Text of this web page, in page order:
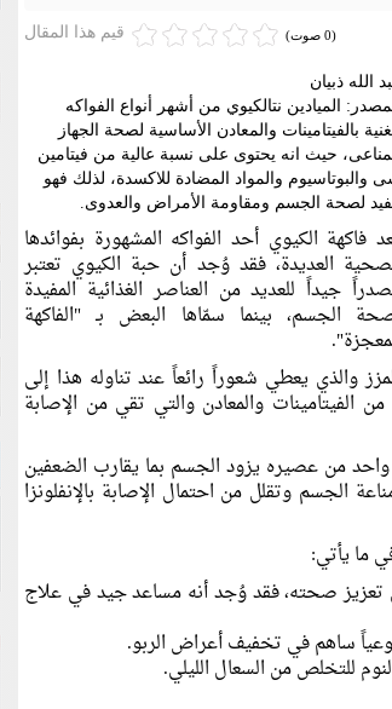
قيم هذا المقال (0 صوت)
الله ذبيان
الميادين نتالكيوي من أشهر أنواع الفواكه
بالفيتامينات والمعادن الأساسية لصحة الجهاز
حيث انه يحتوى على نسبة عالية من فيتامين
والبوتاسيوم والمواد المضادة للاكسدة، لذلك فهو
لصحة الجسم ومقاومة الأمراض والعدوى.
فاكهة الكيوي أحد الفواكه المشهورة بفوائدها
العديدة، فقد وُجد أن حبة الكيوي تعتبر
جيداً للعديد من العناصر الغذائية المفيدة
الجسم، بينما سمّاها البعض بـ "الفاكهة
والذي يعطي شعوراً رائعاً عند تناوله هذا إلى
الفيتامينات والمعادن والتي تقي من الإصابة
من عصيره يزود الجسم بما يقارب الضعفين
الجسم وتقلل من احتمال الإصابة بالإنفلونزا
ما يأتي:
تعزيز صحته، فقد وُجد أنه مساعد جيد في علاج
للتخلص من السعال الليلي.